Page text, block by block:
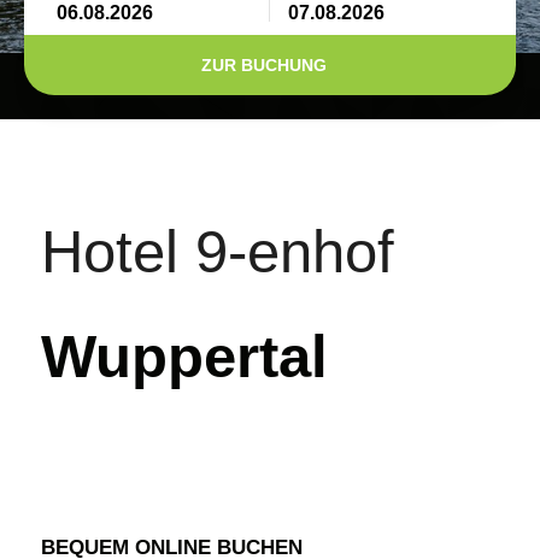
ZUR BUCHUNG
Hotel 9-enhof
Wuppertal
BEQUEM ONLINE BUCHEN